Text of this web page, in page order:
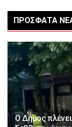
ΠΡΌΣΦΑΤΑ
Ο Δήμος